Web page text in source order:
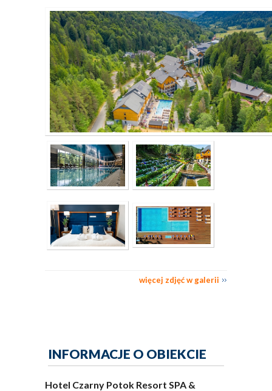
więcej zdjęć w galerii
INFORMACJE O OBIEKCIE
Hotel Czarny Potok Resort SPA &